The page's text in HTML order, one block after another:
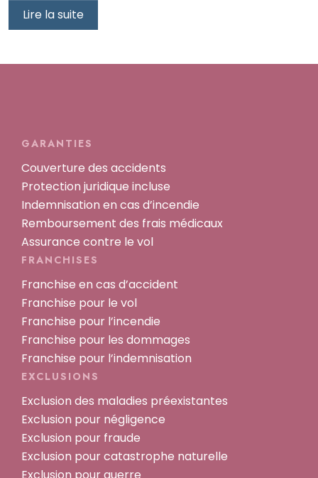
Lire la suite
GARANTIES
Couverture des accidents
Protection juridique incluse
Indemnisation en cas d’incendie
Remboursement des frais médicaux
Assurance contre le vol
FRANCHISES
Franchise en cas d’accident
Franchise pour le vol
Franchise pour l’incendie
Franchise pour les dommages
Franchise pour l’indemnisation
EXCLUSIONS
Exclusion des maladies préexistantes
Exclusion pour négligence
Exclusion pour fraude
Exclusion pour catastrophe naturelle
Exclusion pour guerre